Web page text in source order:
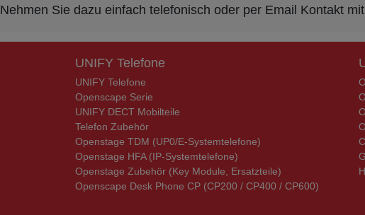
Nehmen Sie dazu einfach telefonisch oder per Email Kontakt
UNIFY Telefone
UNIFY Telefone
Openscape Serie
UNIFY DECT Mobilteile
Telefon Zubehör
Openstage TDM (UP0/E-Systemtelefone)
Openstage HFA (IP-Systemtelefone)
Openstage Zubehör (Key Module, Ersatzteile)
Openscape Desk Phone CP (CP200 / CP400 / CP600)